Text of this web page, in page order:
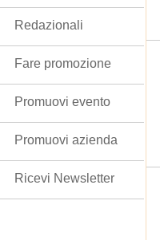
Redazionali
Fare promozione
Promuovi evento
Promuovi azienda
Ricevi Newsletter